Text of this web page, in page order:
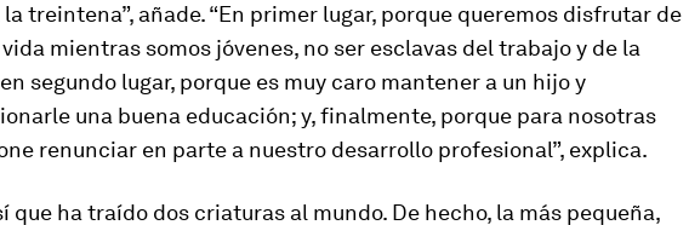
treintena”, añade. “En primer lugar, porque queremos disfrutar de
mientras somos jóvenes, no ser esclavas del trabajo y de la
segundo lugar, porque es muy caro mantener a un hijo y
una buena educación; y, finalmente, porque para nosotras
renunciar en parte a nuestro desarrollo profesional”, explica.
que ha traído dos criaturas al mundo. De hecho, la más pequeña,